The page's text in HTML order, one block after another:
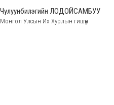
Чулуунбилэгийн ЛОДОЙСАМБУУ
Монгол Улсын Их Хурлын гишүүн